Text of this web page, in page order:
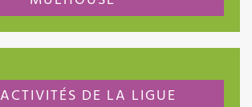
DE LA LIGUE